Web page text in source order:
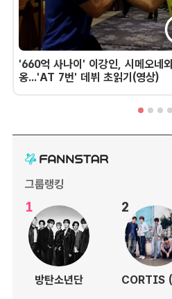
'660억 사나이' 이강인, 시메오네
옹...'AT 7번' 데뷔 초읽기(영상)
그룹랭킹
1
방탄소년단
2